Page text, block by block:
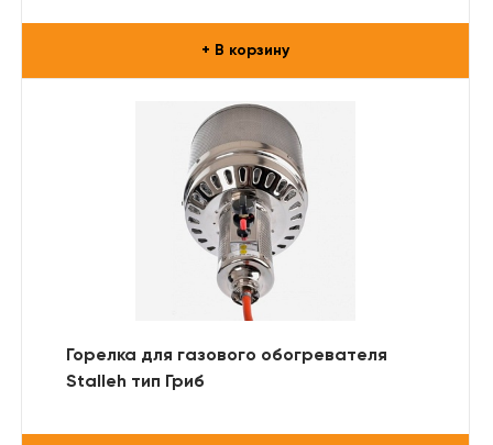
+ В корзину
Горелка для газового обогревателя
Stalleh тип Гриб